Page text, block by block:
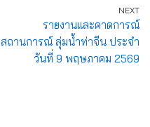
NEXT
รายงานและคาดการณ์
สถานการณ์ ลุ่มน้ำท่าจีน ประจำ
วันที่ 9 พฤษภาคม 2569